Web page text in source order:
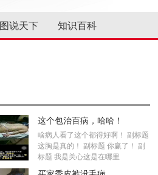
图说天下 知识百科
这个包治百病，哈哈！
啥病人看了这个都得好啊！ 副标题
这胸是真的！ 副标题 你赢了！ 副
标题 我是关心这是在哪里